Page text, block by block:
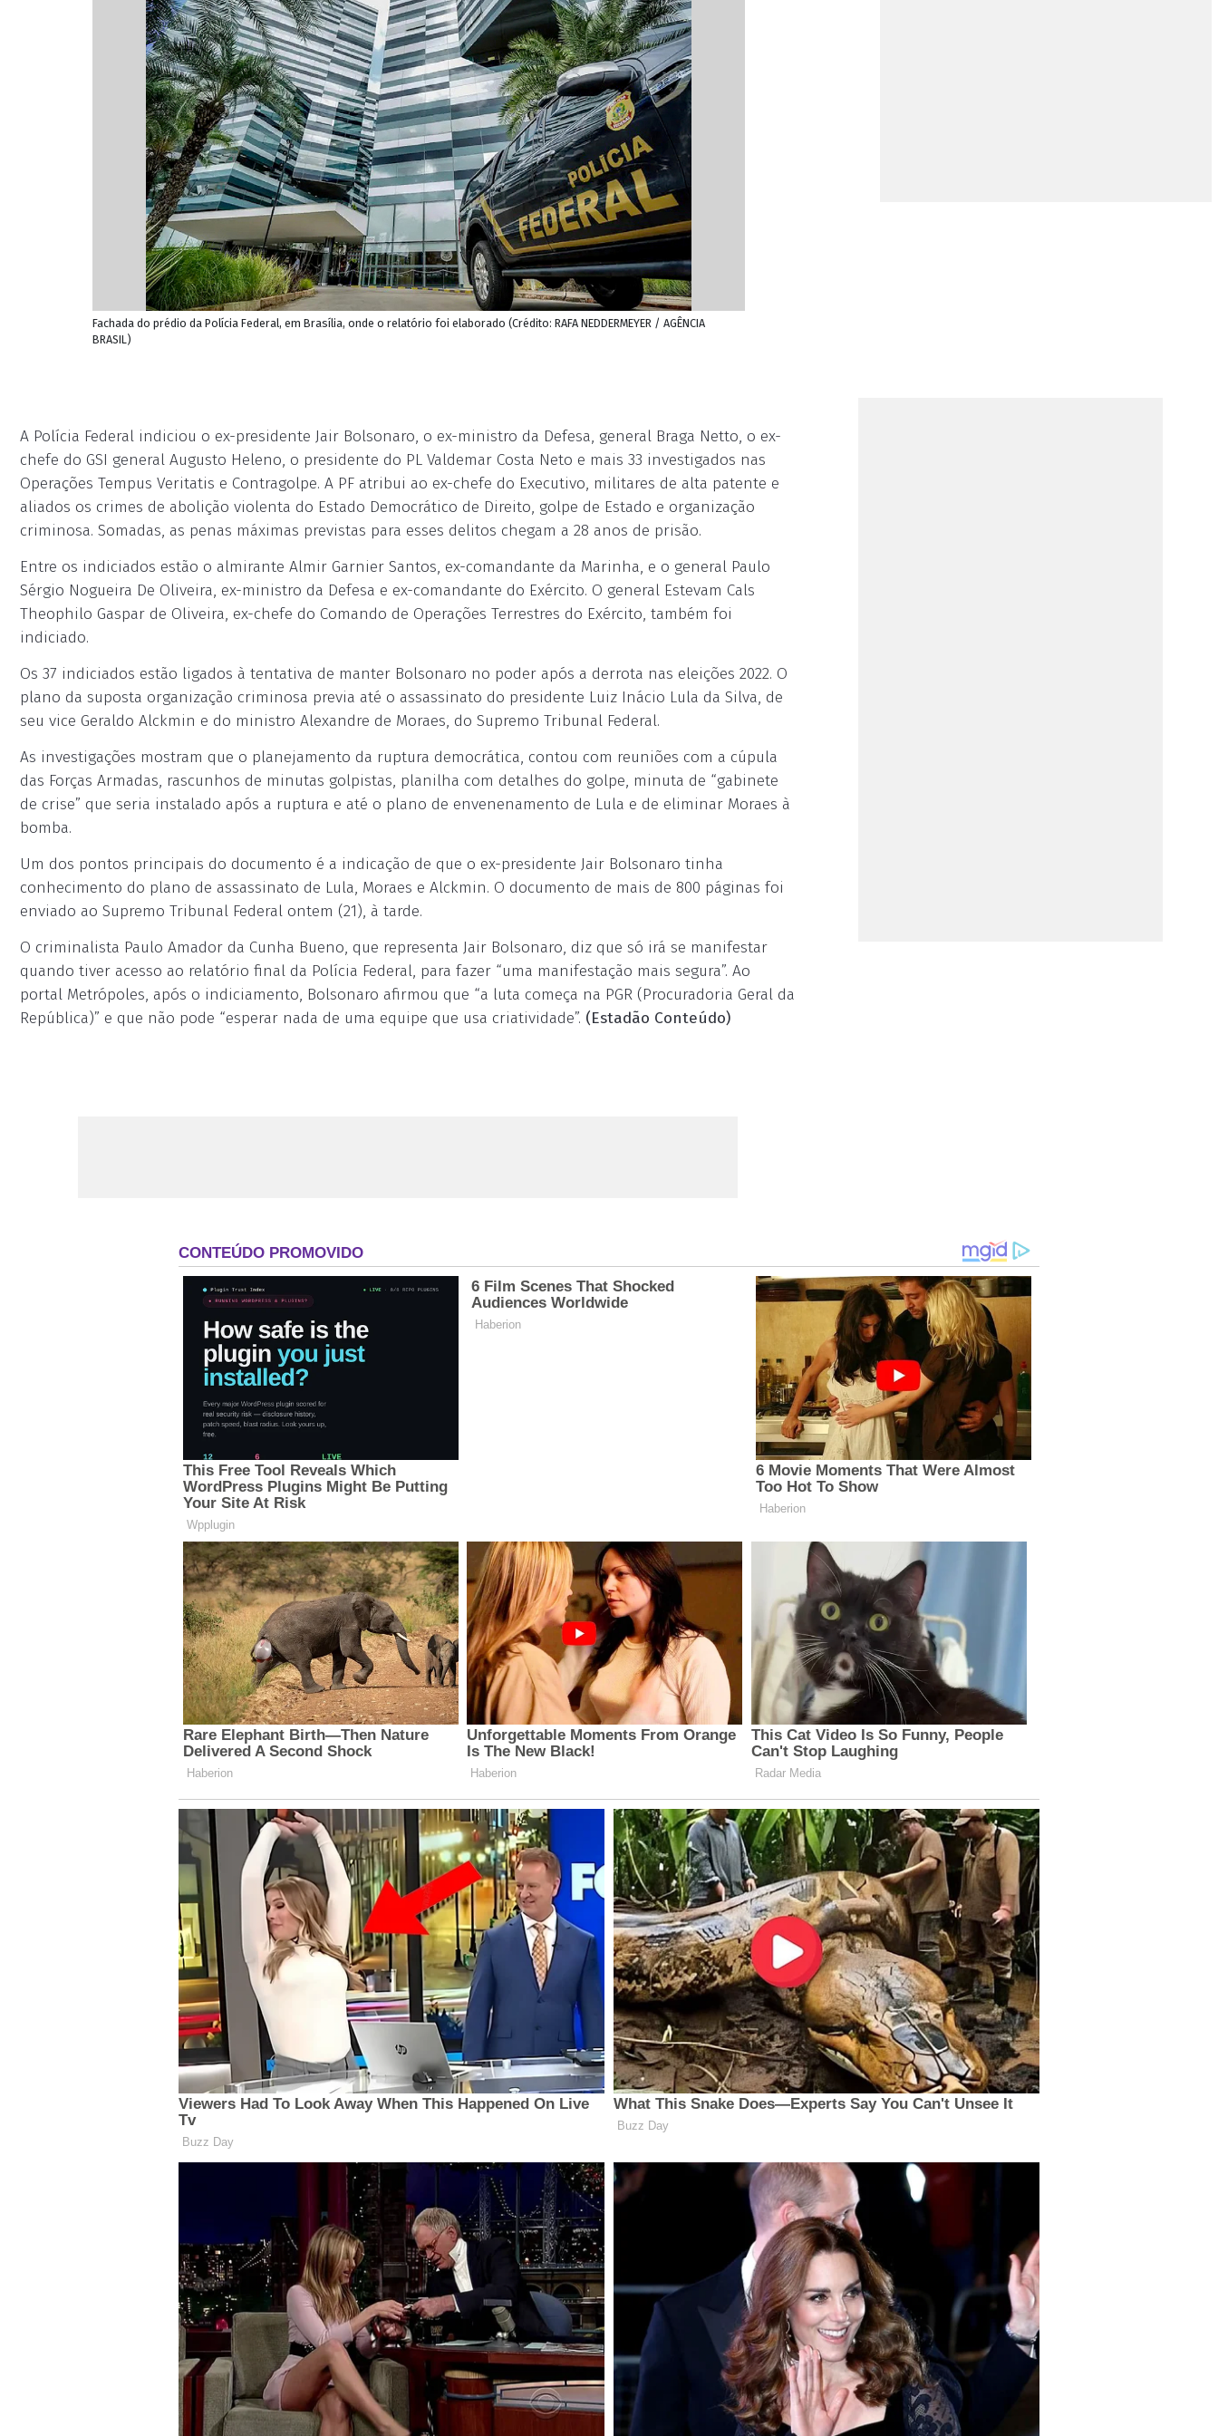
Fachada do prédio da Polícia Federal, em Brasília, onde o relatório foi elaborado (Crédito: RAFA NEDDERMEYER / AGÊNCIA
BRASIL)
A Polícia Federal indiciou o ex-presidente Jair Bolsonaro, o ex-ministro da Defesa, general Braga Netto, o ex-
chefe do GSI general Augusto Heleno, o presidente do PL Valdemar Costa Neto e mais 33 investigados nas
Operações Tempus Veritatis e Contragolpe. A PF atribui ao ex-chefe do Executivo, militares de alta patente e
aliados os crimes de abolição violenta do Estado Democrático de Direito, golpe de Estado e organização
criminosa. Somadas, as penas máximas previstas para esses delitos chegam a 28 anos de prisão.
Entre os indiciados estão o almirante Almir Garnier Santos, ex-comandante da Marinha, e o general Paulo
Sérgio Nogueira De Oliveira, ex-ministro da Defesa e ex-comandante do Exército. O general Estevam Cals
Theophilo Gaspar de Oliveira, ex-chefe do Comando de Operações Terrestres do Exército, também foi
indiciado.
Os 37 indiciados estão ligados à tentativa de manter Bolsonaro no poder após a derrota nas eleições 2022. O
plano da suposta organização criminosa previa até o assassinato do presidente Luiz Inácio Lula da Silva, de
seu vice Geraldo Alckmin e do ministro Alexandre de Moraes, do Supremo Tribunal Federal.
As investigações mostram que o planejamento da ruptura democrática, contou com reuniões com a cúpula
das Forças Armadas, rascunhos de minutas golpistas, planilha com detalhes do golpe, minuta de “gabinete
de crise” que seria instalado após a ruptura e até o plano de envenenamento de Lula e de eliminar Moraes à
bomba.
Um dos pontos principais do documento é a indicação de que o ex-presidente Jair Bolsonaro tinha
conhecimento do plano de assassinato de Lula, Moraes e Alckmin. O documento de mais de 800 páginas foi
enviado ao Supremo Tribunal Federal ontem (21), à tarde.
O criminalista Paulo Amador da Cunha Bueno, que representa Jair Bolsonaro, diz que só irá se manifestar
quando tiver acesso ao relatório final da Polícia Federal, para fazer “uma manifestação mais segura”. Ao
portal Metrópoles, após o indiciamento, Bolsonaro afirmou que “a luta começa na PGR (Procuradoria Geral da
República)” e que não pode “esperar nada de uma equipe que usa criatividade”. (Estadão Conteúdo)